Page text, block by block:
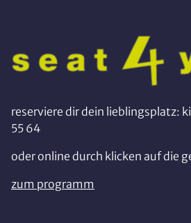
reserviere dir dein lieblingsplatz:
55 64
oder online durch klicken auf die
zum programm